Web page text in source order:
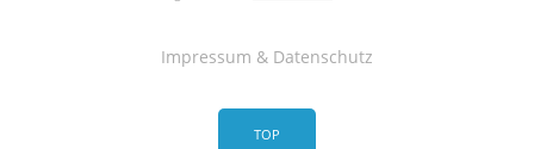
Impressum & Datenschutz
TOP